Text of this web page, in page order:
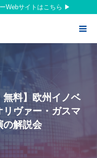
Webサイトはこちら
無料】欧州イノベ
ヴァー・ガスマ
の解説会